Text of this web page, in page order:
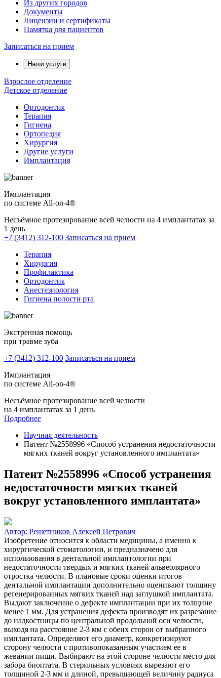
Из других городов
Документы
Лицензии и сертификаты
Памятка для пациентов
Записаться на прием
Наши услуги
Взрослое отделение
Детское отделение
Ортодонтия
Терапия
Гигиена
Ортопедия
Хирургия
Другие услуги
Имплантация
Имплантация
по системе All-on-4®
Несъёмное протезирование всей челюсти на 4 имплантатах за
1 день
+7 (3412) 312-100 Записаться на прием
Терапия
Хирургия
Профилактика
Ортодонтия
Анестезиология
Гигиена полости рта
Экстренная помощь
при травме зуба
+7 (3412) 312-100 Записаться на прием
Имплантация
по системе All-on-4®
Несъёмное протезирование всей челюсти
на 4 имплантатах за 1 день
Подробнее
Научная деятельность
Патент №2558996 «Способ устранения недостаточности
мягких тканей вокруг установленного имплантата»
Патент №2558996 «Способ устранения
недостаточности мягких тканей
вокруг установленного имплантата»
Автор: Решетников Алексей Петрович
Изобретение относится к области медицины, а именно к
хирургической стоматологии, и предназначено для
использования в дентальной имплантологии при
недостаточности твердых и мягких тканей альвеолярного
отростка челюсти. В плановые сроки оценки итогов
дентальной имплантации дополнительно оценивают толщину
регенерированных мягких тканей над заглушкой имплантата.
Выдают заключение о дефекте имплантации при их толщине
менее 1 мм. Для устранения дефекта производят их разрезание
до надкостницы по центральной продольной оси челюсти,
выходя на расстояние 2-3 мм с обеих сторон от выбранного
имплантата. Определяют его диаметр, конкретизируют
сторону челюсти с противопоказанным участием ее в
жевании пищи. Выбирают на этой стороне челюсти место для
забора биоптата. В стерильных условиях вырезают его
толщиной 2-3 мм и длиной, превышающей величину радиуса